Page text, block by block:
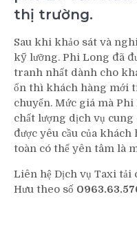
thị trường.
Sau khi khảo sát và
kỹ lưỡng. Phi Long đã
tranh nhất dành cho
ổn thì khách hàng mới
chuyển. Mức giá mà
chất lượng dịch vụ cung
được yêu cầu của
toàn có thể yên tâm là
Liên hệ Dịch vụ Taxi tải
Hưu theo số